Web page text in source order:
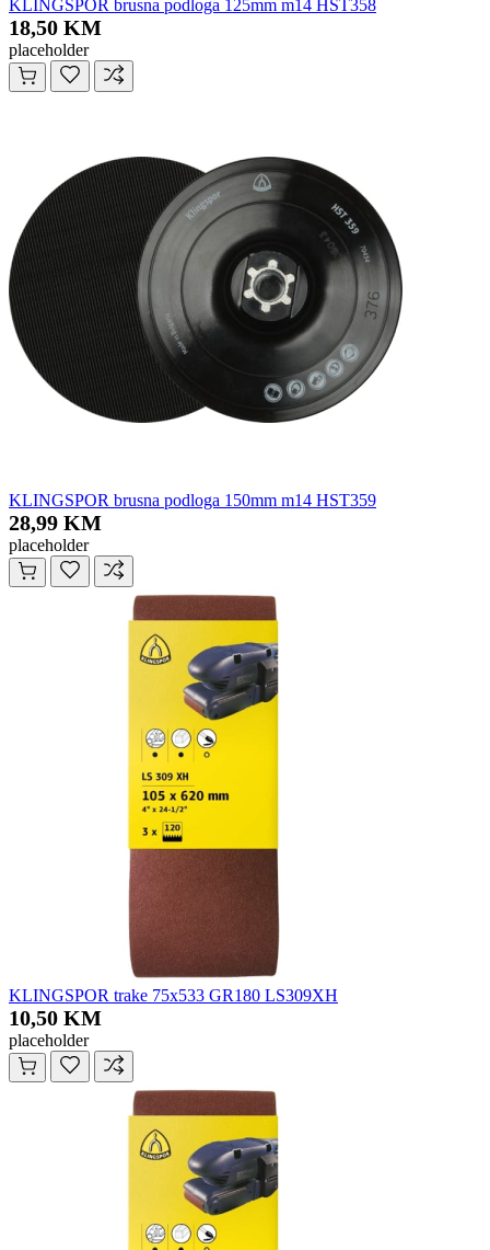
KLINGSPOR brusna podloga 125mm m14 HST358
18,50 KM
placeholder
KLINGSPOR brusna podloga 150mm m14 HST359
28,99 KM
placeholder
KLINGSPOR trake 75x533 GR180 LS309XH
10,50 KM
placeholder